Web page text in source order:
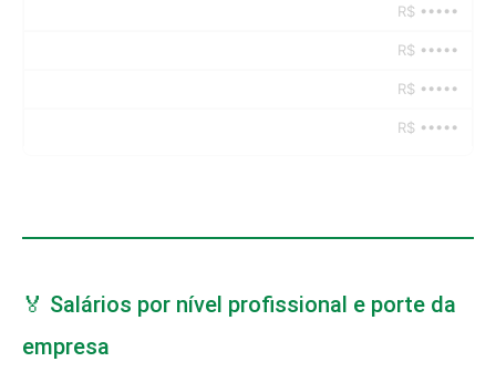
R$ •••••
R$ •••••
R$ •••••
R$ •••••
🏅 Salários por nível profissional e porte da
empresa